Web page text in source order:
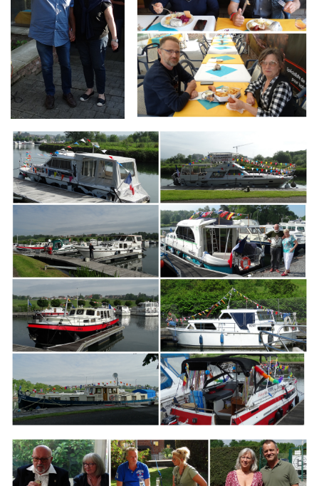
Branding
ARMCHAIR
Branding
ARMCHAIR